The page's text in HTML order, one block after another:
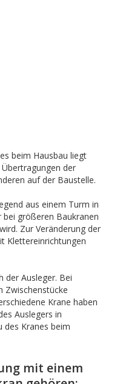
beim Hausbau liegt
der
auf der Baustelle.
aus einem Turm in
bei größeren Baukranen
Zur Veränderung der
Klettereinrichtungen
der Ausleger. Bei
Zwischenstücke
Krane haben
Auslegers in
des Kranes beim
mit einem